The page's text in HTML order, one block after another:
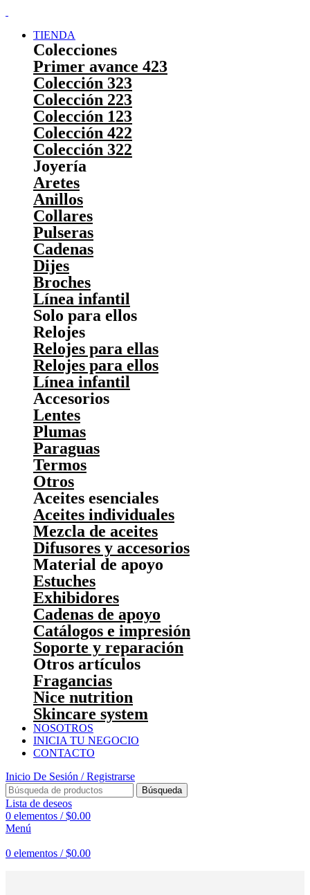
TIENDA
Colecciones
Primer avance 423
Colección 323
Colección 223
Colección 123
Colección 422
Colección 322
Joyería
Aretes
Anillos
Collares
Pulseras
Cadenas
Dijes
Broches
Línea infantil
Solo para ellos
Relojes
Relojes para ellas
Relojes para ellos
Línea infantil
Accesorios
Lentes
Plumas
Paraguas
Termos
Otros
Aceites esenciales
Aceites individuales
Mezcla de aceites
Difusores y accesorios
Material de apoyo
Estuches
Exhibidores
Cadenas de apoyo
Catálogos e impresión
Soporte y reparación
Otros artículos
Fragancias
Nice nutrition
Skincare system
NOSOTROS
INICIA TU NEGOCIO
CONTACTO
Inicio De Sesión / Registrarse
Búsqueda
Lista de deseos
0 elementos / $0.00
Menú
0 elementos / $0.00